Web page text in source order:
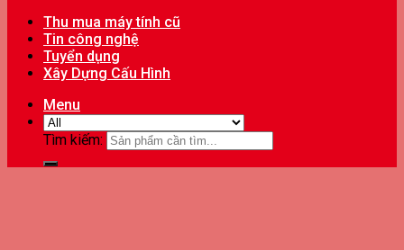
Thu mua máy tính cũ
Tin công nghệ
Tuyển dụng
Xây Dựng Cấu Hình
Menu
Tìm kiếm: